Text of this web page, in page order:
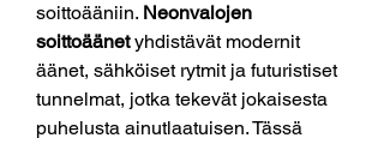
soittoääniin. Neonvalojen
soittoäänet yhdistävät modernit
äänet, sähköiset rytmit ja futuristiset
tunnelmat, jotka tekevät jokaisesta
puhelusta ainutlaatuisen. Tässä